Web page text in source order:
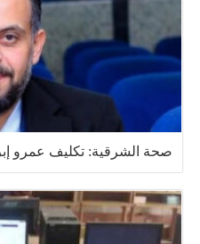
صحة الشرقية: تكليف عمرو